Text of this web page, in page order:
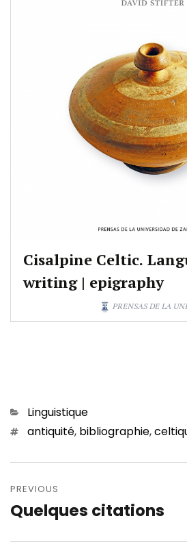
Cisalpine Celtic.
writing | epigraphy
PRENSAS DE LA
Categories
Linguistique
Tagsantiquité, bibliographie,
de
l’article
PREVIOUS
Previous
Quelques citations